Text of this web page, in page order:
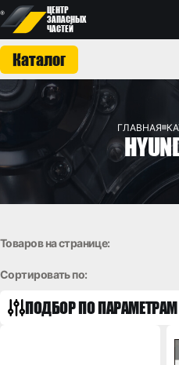
ЦЕНТР
ЗАПАСНЫХ
ЧАСТЕЙ
Каталог
ГЛАВНАЯ
Товаров на странице:
Сортировать по:
ПОДБОР ПО ПАРАМЕТРАМ